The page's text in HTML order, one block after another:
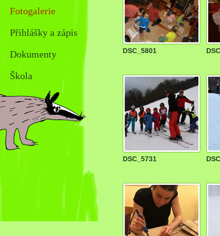
DSC_5801
DSC_5731
Fotogalerie
Přihlášky a zápis
Dokumenty
Škola